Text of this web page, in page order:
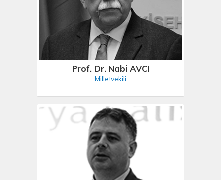
Prof. Dr. Nabi AVCI
Milletvekili